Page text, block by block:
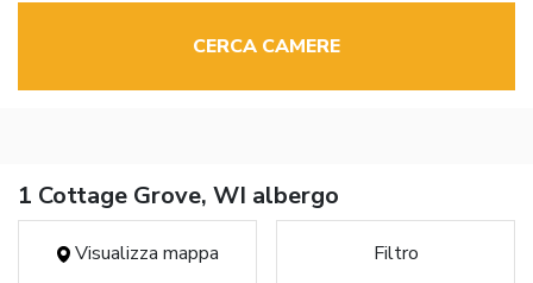
CERCA CAMERE
1 Cottage Grove, WI albergo
Visualizza mappa Filtro